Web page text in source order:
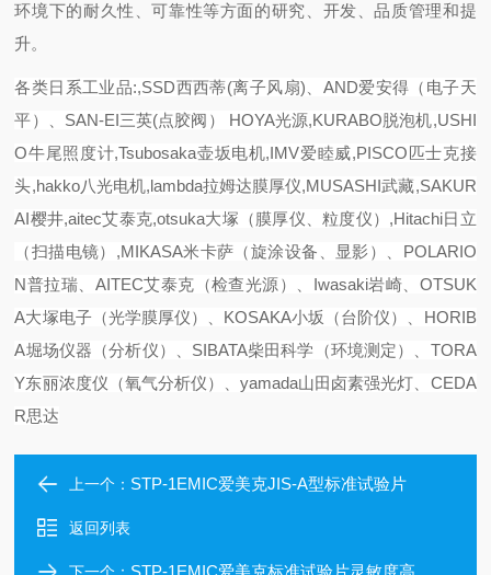
环境下的耐久性、可靠性等方面的研究、开发、品质管理和提
升。
各类日系工业品:,SSD西西蒂(离子风扇)、AND爱安得（电子天
平）、SAN-EI三英(点胶阀） HOYA光源,KURABO脱泡机,USHI
O牛尾照度计,Tsubosaka壶坂电机,IMV爱睦威,PISCO匹士克接
头,hakko八光电机,lambda拉姆达膜厚仪,MUSASHI武藏,SAKUR
AI樱井,aitec艾泰克,otsuka大塚（膜厚仪、粒度仪）,Hitachi日立
（扫描电镜）,MIKASA米卡萨（旋涂设备、显影）、POLARIO
N普拉瑞、AITEC艾泰克（检查光源）、Iwasaki岩崎、OTSUK
A大塚电子（光学膜厚仪）、KOSAKA小坂（台阶仪）、HORIB
A堀场仪器（分析仪）、SIBATA柴田科学（环境测定）、TORA
Y东丽浓度仪（氧气分析仪）、yamada山田卤素强光灯、CEDA
R思达
上一个： STP-1EMIC爱美克JIS-A型标准试验片
返回列表
STP-1EMIC爱美克标准试验片灵敏度高